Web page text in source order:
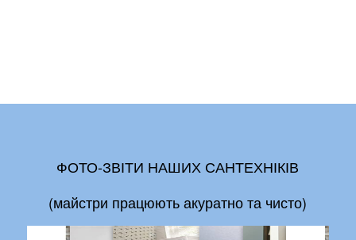
ФОТО-ЗВІТИ НАШИХ САНТЕХНІКІВ
(майстри працюють акуратно та чисто)